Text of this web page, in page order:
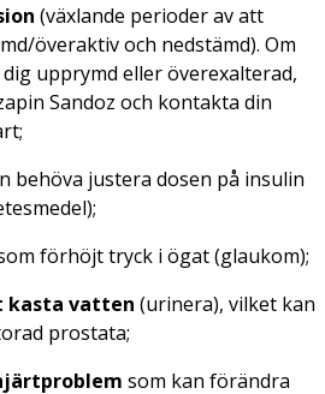
(växlande perioder av att
överaktiv och nedstämd). Om
upprymd eller överexalterad,
Sandoz och kontakta din
behöva justera dosen på insulin
förhöjt tryck i ögat (glaukom);
kasta vatten (urinera), vilket kan
prostata;
som kan förändra